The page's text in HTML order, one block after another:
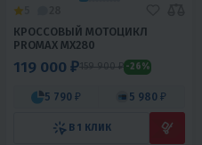
КРОССОВЫЙ МОТОЦИКЛ
PROMAX MX280
119 000 ₽159 900 ₽ -26%
5 790 ₽ 5 980 ₽
В 1 КЛИК